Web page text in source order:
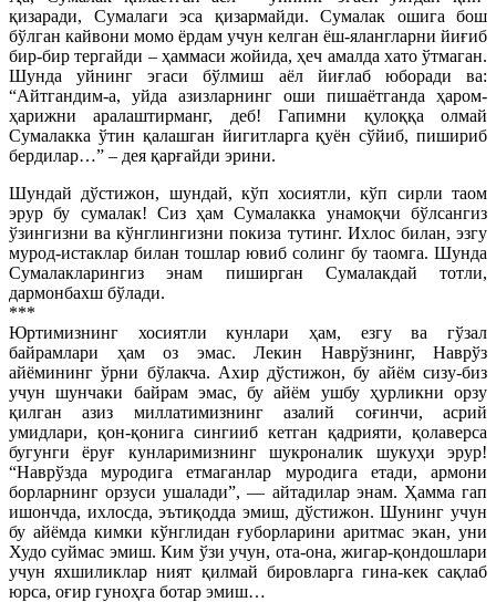
қизаради, Сумалаги эса қизармайди. Сумалак ошига бош
бўлган кайвони момо ёрдам учун келган ёш-ялангларни йиғиб
бир-бир тергайди – ҳаммаси жойида, ҳеч амалда хато ўтмаган.
Шунда уйнинг эгаси бўлмиш аёл йиғлаб юборади ва:
“Айтгандим-а, уйда азизларнинг оши пишаётганда ҳаром-
ҳарижни аралаштирманг, деб! Гапимни қулоққа олмай
Сумалакка ўтин қалашган йигитларга қуён сўйиб, пишириб
бердилар…” – дея қарғайди эрини.
Шундай дўстижон, шундай, кўп хосиятли, кўп сирли таом
эрур бу сумалак! Сиз ҳам Сумалакка унамоқчи бўлсангиз
ўзингизни ва кўнглингизни покиза тутинг. Ихлос билан, эзгу
мурод-истаклар билан тошлар ювиб солинг бу таомга. Шунда
Сумалакларингиз энам пиширган Сумалакдай тотли,
дармонбахш бўлади.
***
Юртимизнинг хосиятли кунлари ҳам, езгу ва гўзал
байрамлари ҳам оз эмас. Лекин Наврўзнинг, Наврўз
айёмининг ўрни бўлакча. Ахир дўстижон, бу айём сизу-биз
учун шунчаки байрам эмас, бу айём ушбу ҳурликни орзу
қилган азиз миллатимизнинг азалий соғинчи, асрий
умидлари, қон-қонига сингииб кетган қадрияти, қолаверса
бугунги ёруғ кунларимизнинг шукроналик шукуҳи эрур!
“Наврўзда муродига етмаганлар муродига етади, армони
борларнинг орзуси ушалади”, — айтадилар энам. Ҳамма гап
ишончда, ихлосда, эътиқодда эмиш, дўстижон. Шунинг учун
бу айёмда кимки кўнглидан ғуборларини аритмас экан, уни
Худо суймас эмиш. Ким ўзи учун, ота-она, жигар-қондошлари
учун яхшиликлар ният қилмай бировларга гина-кек сақлаб
юрса, оғир гуноҳга ботар эмиш…